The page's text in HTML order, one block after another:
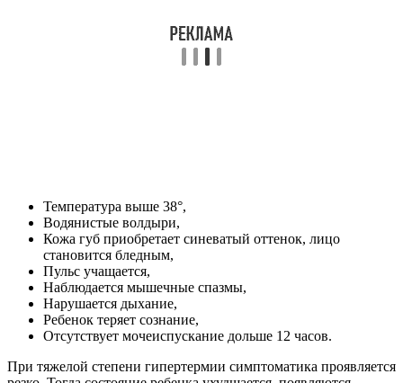
Температура выше 38°,
Водянистые волдыри,
Кожа губ приобретает синеватый оттенок, лицо
становится бледным,
Пульс учащается,
Наблюдается мышечные спазмы,
Нарушается дыхание,
Ребенок теряет сознание,
Отсутствует мочеиспускание дольше 12 часов.
При тяжелой степени гипертермии симптоматика проявляется